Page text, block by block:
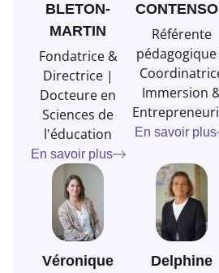
BLETON-
MARTIN
Fondatrice &
Directrice |
Docteure en
Sciences de
l'éducation
En savoir plus
Référente
Immersion
En savoir plus
Véronique
Delphine